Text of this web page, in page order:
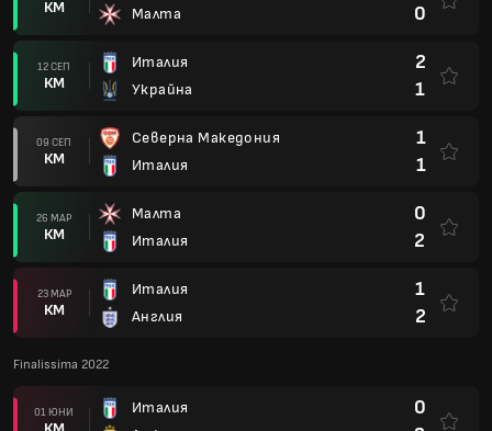
КМ
Малта
0
12 СЕП
КМ
Италия
Украйна
2
1
09 СЕП
КМ
Северна Македония
Италия
1
1
26 МАР
КМ
Малта
Италия
0
2
23 МАР
КМ
Италия
Англия
1
2
Finalissima 2022
01 ЮНИ
Италия
0